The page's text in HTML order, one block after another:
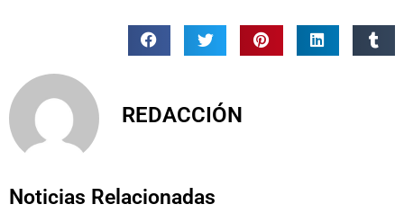
REDACCIÓN
Noticias Relacionadas